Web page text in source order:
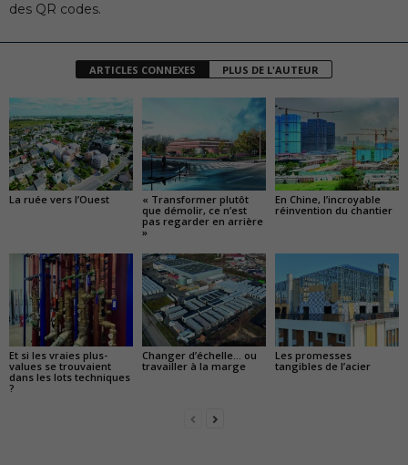
des QR codes.
ARTICLES CONNEXES PLUS DE L'AUTEUR
La ruée vers l’Ouest
« Transformer plutôt
que démolir, ce n’est
pas regarder en arrière
»
En Chine, l’incroyable
réinvention du chantier
Et si les vraies plus-
values se trouvaient
dans les lots techniques
?
Changer d’échelle… ou
travailler à la marge
Les promesses
tangibles de l’acier